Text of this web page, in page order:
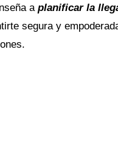
a planificar la
segura y